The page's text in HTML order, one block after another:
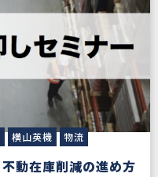
横山英機 物流
動在庫削減の進め方